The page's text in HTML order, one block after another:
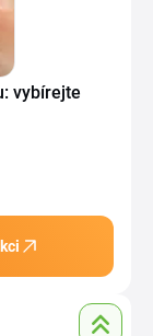
vybírejte